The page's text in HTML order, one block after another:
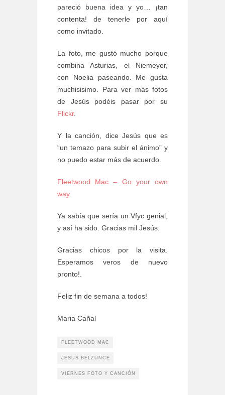
pareció buena idea y yo… ¡tan
contenta! de tenerle por aquí
como invitado.
La foto, me gustó mucho porque
combina Asturias, el Niemeyer,
con Noelia paseando. Me gusta
muchisisimo. Para ver más fotos
de Jesús podéis pasar por su
Flickr.
Y la canción, dice Jesús que es
“un temazo para subir el ánimo” y
no puedo estar más de acuerdo.
Fleetwood Mac – Go your own
way
Ya sabía que sería un Vfyc genial,
y así ha sido. Gracias mil Jesús.
Gracias chicos por la visita.
Esperamos veros de nuevo
pronto!.
Feliz fin de semana a todos!
Maria Cañal
FLEETWOOD MAC
JESUS BELZUNCE
VIERNES FOTO Y CANCIÓN